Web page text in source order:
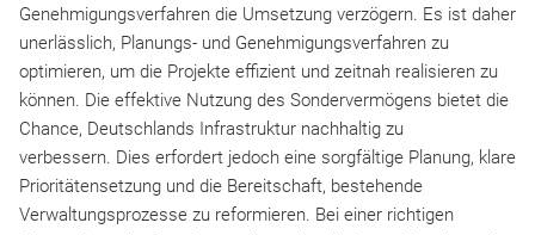
Genehmigungsverfahren die Umsetzung verzögern. Es ist daher
unerlässlich, Planungs- und Genehmigungsverfahren zu
optimieren, um die Projekte effizient und zeitnah realisieren zu
können. Die effektive Nutzung des Sondervermögens bietet die
Chance, Deutschlands Infrastruktur nachhaltig zu
verbessern. Dies erfordert jedoch eine sorgfältige Planung, klare
Prioritätensetzung und die Bereitschaft, bestehende
Verwaltungsprozesse zu reformieren. Bei einer richtigen